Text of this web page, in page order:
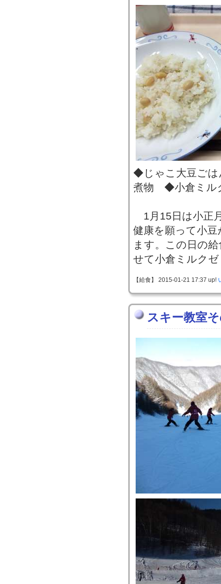
◆じゃこ大豆ご
煮物 ◆小倉ミ
1月15日は小正
健康を願って小
ます。この日の
せて小倉ミルク
【給食】 2015-01-21 17:37 up!
スキー教室